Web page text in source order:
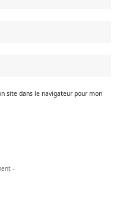
site dans le navigateur pour mon
-